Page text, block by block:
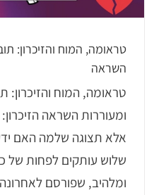
טראומה, המוח והזיכרון:
השראה
טראומה, המוח והזיכרון:
ומעוררות השראה
אלא תצוגה שלמה האם
שלוש עותקים לפחות של
ומלהיב, שפורסם